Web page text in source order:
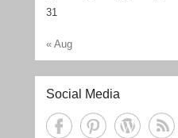
31
« Aug
Social Media